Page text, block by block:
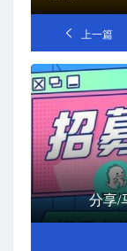
上一篇
分享/